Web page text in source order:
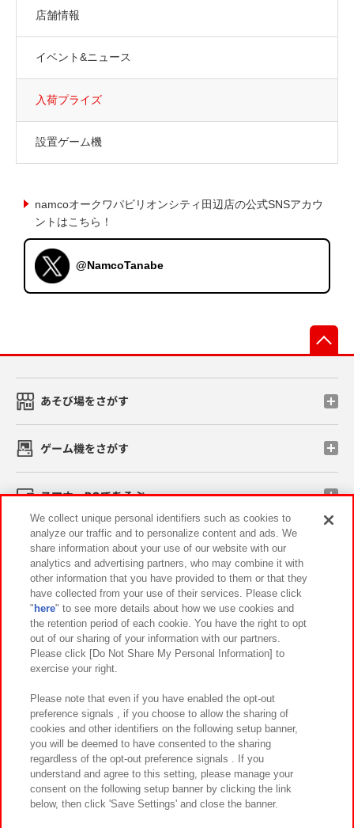
店舗情報
イベント&ニュース
入荷プライズ
設置ゲーム機
namcoオークワパビリオンシティ田辺店の公式SNSアカウ
ントはこちら！
@NamcoTanabe
あそび場をさがす
ゲーム機をさがす
スマホ・PCであそぶ
イベント・キャンペーン
関連会社 サステナビリティ サイトポリシー
プライバシーポリシー ウェブアクセシビリティ方針と検証結果
お取引先さまとともに
カスタマーハラスメント対応方針 よくあるご質問・お問い合わせ
©Bandai Namco Amusement Inc.
We collect unique personal identifiers such as cookies to
analyze our traffic and to personalize content and ads. We
share information about your use of our website with our
analytics and advertising partners, who may combine it with
other information that you have provided to them or that they
have collected from your use of their services. Please click
" here" to see more details about how we use cookies and
the retention period of each cookie. You have the right to opt
out of our sharing of your information with our partners.
Please click [Do Not Share My Personal Information] to
exercise your right.
Please note that even if you have enabled the opt-out
preference signals , if you choose to allow the sharing of
cookies and other identifiers on the following setup banner,
you will be deemed to have consented to the sharing
regardless of the opt-out preference signals . If you
understand and agree to this setting, please manage your
consent on the following setup banner by clicking the link
below, then click 'Save Settings' and close the banner.